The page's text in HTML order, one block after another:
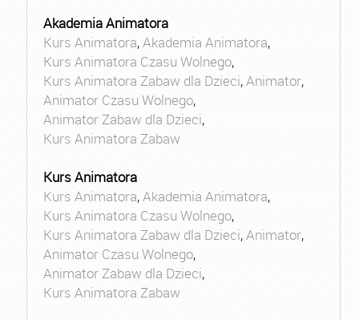
Akademia Animatora
Kurs Animatora,Akademia Animatora,
Kurs Animatora Czasu Wolnego,
Kurs Animatora Zabaw dla Dzieci,Animator,
Animator Czasu Wolnego,
Animator Zabaw dla Dzieci,
Kurs Animatora Zabaw
Kurs Animatora
Kurs Animatora,Akademia Animatora,
Kurs Animatora Czasu Wolnego,
Kurs Animatora Zabaw dla Dzieci,Animator,
Animator Czasu Wolnego,
Animator Zabaw dla Dzieci,
Kurs Animatora Zabaw